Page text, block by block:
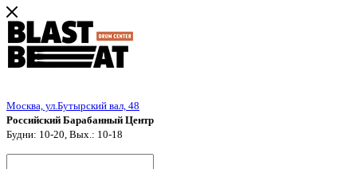
Москва, ул.Бутырский вал, 48
Российский Барабанный Центр
Будни: 10-20, Вых.: 10-18